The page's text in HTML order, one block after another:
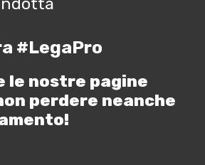
#LegaPro
le nostre pagine
perdere neanche